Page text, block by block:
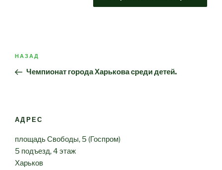
записям
Предыдущая
запись:
НАЗАД
Чемпионат города Харькова среди детей.
АДРЕС
площадь Свободы, 5 (Госпром)
5 подъезд, 4 этаж
Харьков